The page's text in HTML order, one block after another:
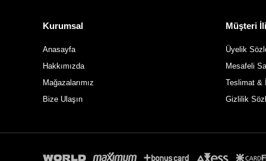
Kurumsal
Anasayfa
Hakkımızda
Mağazalarımız
Bize Ulaşın
Müşteri
Üyelik
Mesafeli
Teslimat &
Gizlilik